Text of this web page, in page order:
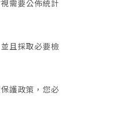
需要公佈統計
且採取必要檢
護政策，您必